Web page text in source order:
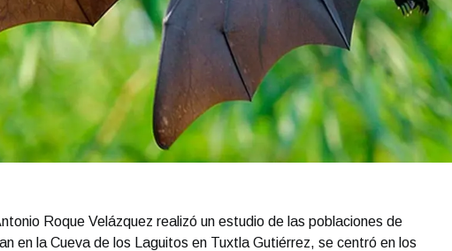
Roque Velázquez realizó un estudio de las poblaciones de
en la Cueva de los Laguitos en Tuxtla Gutiérrez, se centró en los